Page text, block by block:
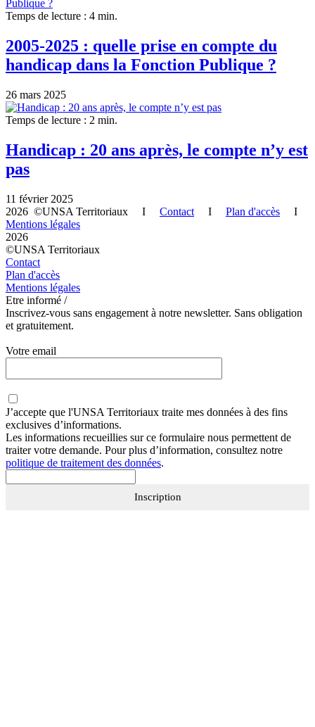
Temps de lecture : 4 min.
2005-2025 : quelle prise en compte du
handicap dans la Fonction Publique ?
26 mars 2025
Temps de lecture : 2 min.
Handicap : 20 ans après, le compte n’y est
pas
11 février 2025
2026 ©UNSA Territoriaux I Contact I Plan d'accès I
Mentions légales
2026
©UNSA Territoriaux
Contact
Plan d'accès
Mentions légales
Etre informé /
Inscrivez-vous sans engagement à notre newsletter. Sans obligation
et gratuitement.
Votre email
J’accepte que l'UNSA Territoriaux traite mes données à des fins
exclusives d’informations.
Les informations recueillies sur ce formulaire nous permettent de
traiter votre demande. Pour plus d’information, consultez notre
politique de traitement des données.
Inscription